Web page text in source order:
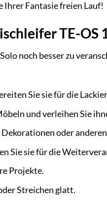
Ihrer Fantasie freien Lauf!
TE-OS
noch besser zu
Sie sie für die
und verleihen Sie
oder
Sie sie für die
Projekte.
Streichen glatt.